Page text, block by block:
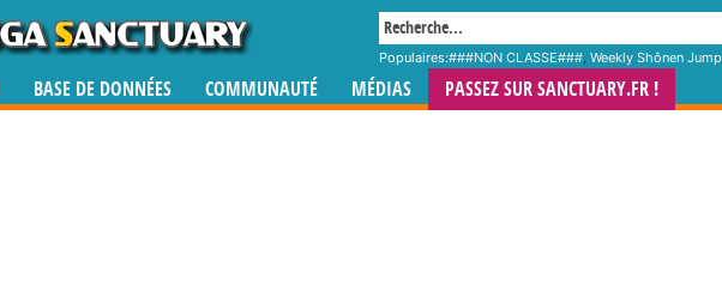
Populaires:###NON CLASSE###, Weekly Shônen Jump
BASE DE DONNÉES COMMUNAUTÉ MÉDIAS PASSEZ SUR SANCTUARY.FR !